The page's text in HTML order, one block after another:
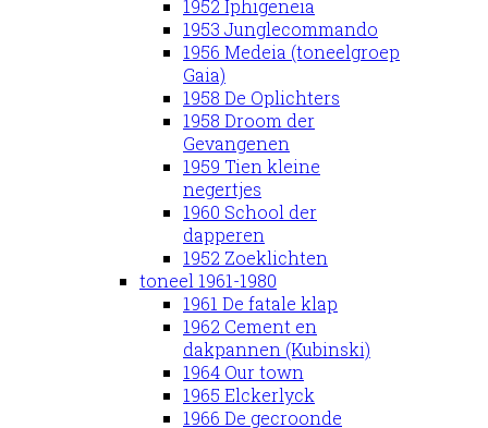
1952 Iphigeneia
1953 Junglecommando
1956 Medeia (toneelgroep
Gaia)
1958 De Oplichters
1958 Droom der
Gevangenen
1959 Tien kleine
negertjes
1960 School der
dapperen
1952 Zoeklichten
toneel 1961-1980
1961 De fatale klap
1962 Cement en
dakpannen (Kubinski)
1964 Our town
1965 Elckerlyck
1966 De gecroonde